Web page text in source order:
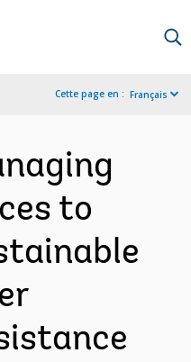
Cette page en : Français
to